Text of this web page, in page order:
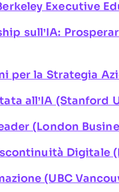
Executive
sull’IA:
per la Strategia
all’IA (Stanford
(London
Digitale
(UBC